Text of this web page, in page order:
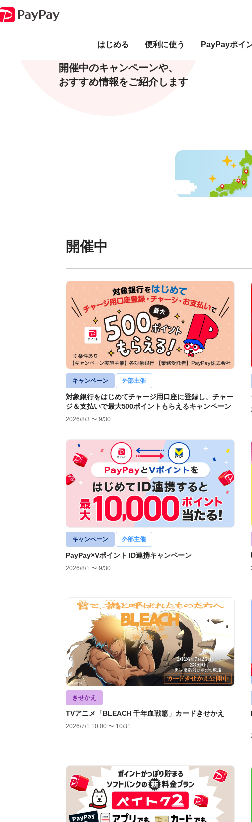
はじめる 便利に使う PayPayポイ
キャンペーン
開催中のキャンペーンや、
おすすめ情報をご紹介します
開催中
キャンペーン 外部主催
対象銀行をはじめてチャージ用口座に登録し、チャー
ジ＆支払いで最大500ポイントもらえるキャンペーン
2026/8/3 〜 9/30
キャンペーン 外部主催
PayPay×Vポイント ID連携キャンペーン
2026/8/1 〜 9/30
きせかえ
TVアニメ「BLEACH 千年血戦篇」カードきせかえ
2026/7/1 10:00 〜 10/31